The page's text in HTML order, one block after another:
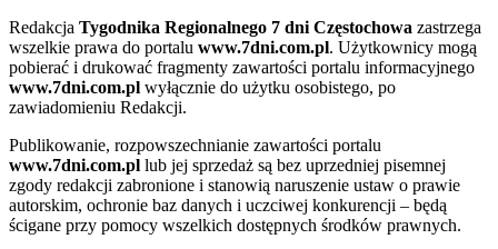
Redakcja Tygodnika Regionalnego 7 dni Częstochowa zastrzega
wszelkie prawa do portalu www.7dni.com.pl. Użytkownicy mogą
pobierać i drukować fragmenty zawartości portalu informacyjnego
www.7dni.com.pl wyłącznie do użytku osobistego, po
zawiadomieniu Redakcji.
Publikowanie, rozpowszechnianie zawartości portalu
www.7dni.com.pl lub jej sprzedaż są bez uprzedniej pisemnej
zgody redakcji zabronione i stanowią naruszenie ustaw o prawie
autorskim, ochronie baz danych i uczciwej konkurencji – będą
ścigane przy pomocy wszelkich dostępnych środków prawnych.